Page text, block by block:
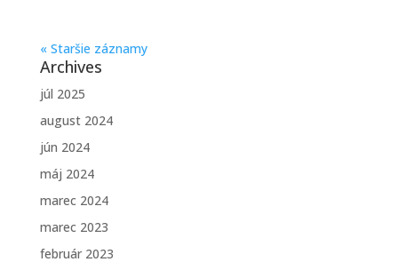
« Staršie záznamy
Archives
júl 2025
august 2024
jún 2024
máj 2024
marec 2024
marec 2023
február 2023